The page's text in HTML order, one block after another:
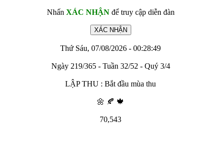
Nhấn XÁC NHẬNđể truy cập diễn đàn
Thứ Sáu, 07/08/2026 - 00:28:49
Ngày 219/365 - Tuần 32/52 - Quý 3/4
LẬP THU : Bắt đầu mùa thu
🌼 🍂 🍁
70,543